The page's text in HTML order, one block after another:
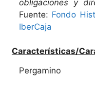
obligaciones y
Fuente: Fondo
IberCaja
Características/
Pergamino